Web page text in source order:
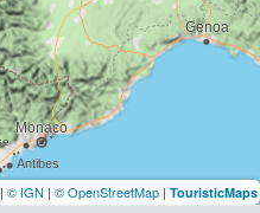
| © IGN | © OpenStreetMap | TouristicMaps